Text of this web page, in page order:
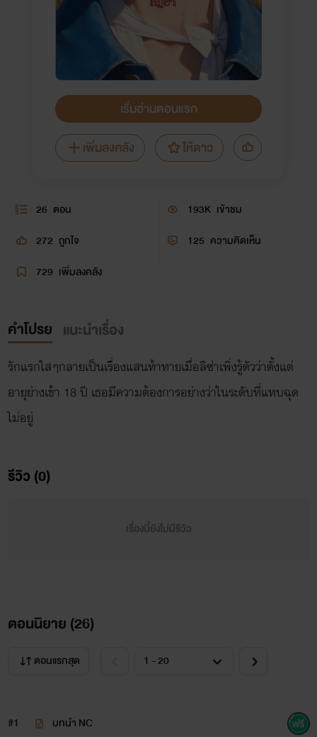
เริ่มอ่านตอนแรก
เพิ่มลงคลัง
ให้ดาว
26 ตอน 193K เข้าชม
272 ถูกใจ 125 ความคิดเห็น
729 เพิ่มลงคลัง
คำโปรย แนะนำเรื่อง
รักแรกใสๆกลายเป็นเรื่องแสนท้าทายเมื่อลิซ่าเพิ่งรู้ตัวว่าตั้งแต่
อายุย่างเข้า 18 ปี เธอมีความต้องการอย่างว่าในระดับที่แทบฉุด
ไม่อยู่
รีวิว (0)
เรื่องนี้ยังไม่มีรีวิว
ตอนนิยาย (26)
ตอนแรกสุด
#1 บทนำ NC